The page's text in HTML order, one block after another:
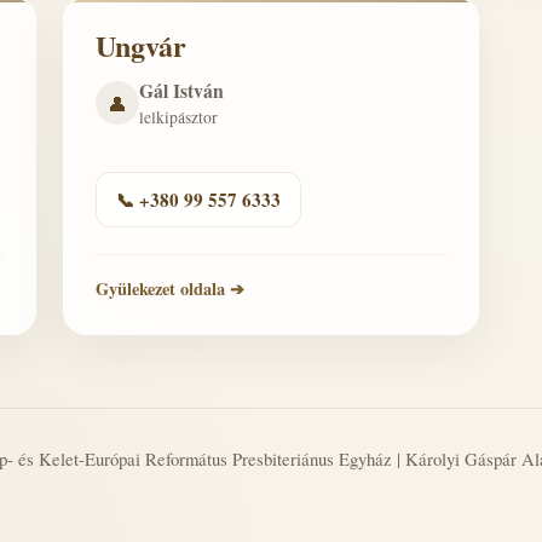
Ungvár
👤 Gál István
lelkipásztor
📞 +380 99 557 6333
Gyülekezet oldala ➔
és Kelet-Európai Református Presbiteriánus Egyház | Károlyi Gáspár